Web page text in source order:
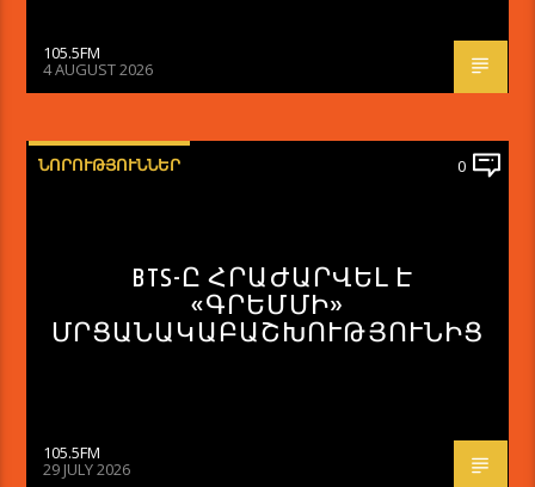
105.5FM
4 AUGUST 2026
ՆՈՐՈՒԹՅՈՒՆՆԵՐ 0
BTS-Ը ՀՐԱԺԱՐՎԵԼ Է
«ԳՐԵՄՄԻ»
ՄՐՑԱՆԱԿԱԲԱՇԽՈՒԹՅՈՒՆԻՑ
105.5FM
29 JULY 2026